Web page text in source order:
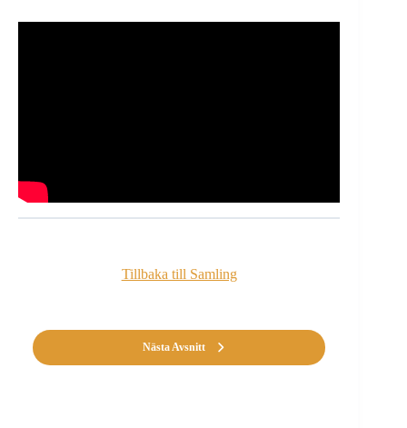
Tillbaka till Samling
Nästa Avsnitt